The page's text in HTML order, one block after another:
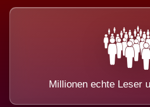
Millionen echte Leser